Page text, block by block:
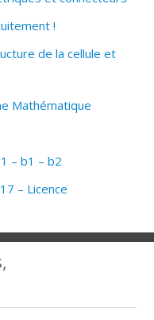
!
de la cellule et
Mathématique
– b1 – b2
– Licence